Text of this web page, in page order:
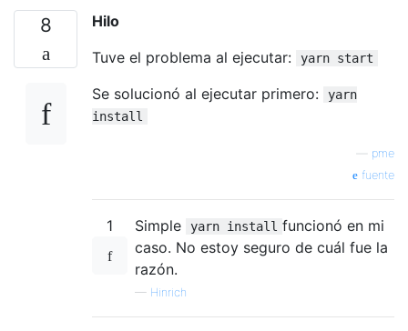
8
Hilo
Tuve el problema al ejecutar:
yarn start
Se solucionó al ejecutar primero:
yarn
install
pme
fuente
1 Simple yarn install funcionó en mi
caso. No estoy seguro de cuál fue la
razón.
— Hinrich